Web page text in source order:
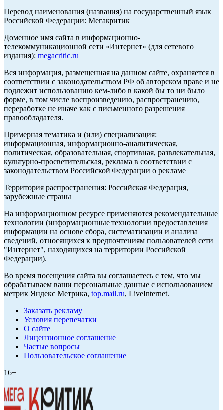
Перевод наименования (названия) на государственный язык
Российской Федерации: Мегакритик
Доменное имя сайта в информационно-
телекоммуникационной сети «Интернет» (для сетевого
издания): megacritic.ru
Вся информация, размещенная на данном сайте, охраняется в
соответствии с законодательством РФ об авторском праве и не
подлежит использованию кем-либо в какой бы то ни было
форме, в том числе воспроизведению, распространению,
переработке не иначе как с письменного разрешения
правообладателя.
Примерная тематика и (или) специализация:
информационная, информационно-аналитическая,
политическая, образовательная, спортивная, развлекательная,
культурно-просветительская, реклама в соответствии с
законодательством Российской Федерации о рекламе
Территория распространения: Российская Федерация,
зарубежные страны
На информационном ресурсе применяются рекомендательные
технологии (информационные технологии предоставления
информации на основе сбора, систематизации и анализа
сведений, относящихся к предпочтениям пользователей сети
"Интернет", находящихся на территории Российской
Федерации).
Во время посещения сайта вы соглашаетесь с тем, что мы
обрабатываем ваши персональные данные с использованием
метрик Яндекс Метрика, top.mail.ru, LiveInternet.
Заказать рекламу
Условия перепечатки
О сайте
Лицензионное соглашение
Частые вопросы
Пользовательское соглашение
16+